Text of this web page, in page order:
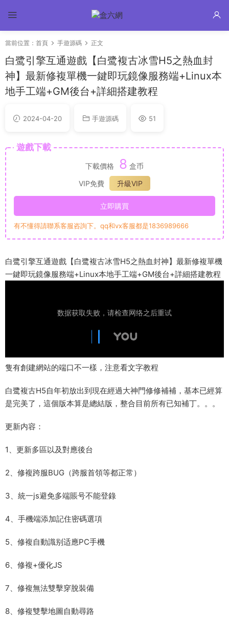
當前位置： 首頁 手遊源碼 正文
白鹭引擎互通遊戲【白鹭複古冰雪H5之熱血封
神】最新修複單機一鍵即玩鏡像服務端+Linux本
地手工端+GM後台+詳細搭建教程
2024-04-20 手遊源碼 51
遊戲下載
下載價格 8 盒币
VIP免費
升級VIP
立即購買
有不懂得請聯系客服咨詢下。qq和vx客服都是1836989666
白鹭引擎互通遊戲【白鹭複古冰雪H5之熱血封神】最新修複單機
一鍵即玩鏡像服務端+Linux本地手工端+GM後台+詳細搭建教程
隻有創建網站的端口不一樣，注意看文字教程
白鹭複古H5自年初放出到現在經過大神門修修補補，基本已經算
是完美了，這個版本算是總結版，整合目前所有已知補丁。。。
更新内容：
1、更新多區以及對應後台
2、修複跨服BUG（跨服首領等都正常）
3、統一js避免多端賬号不能登錄
4、手機端添加記住密碼選項
5、修複自動識别适應PC手機
6、修複+優化JS
7、修複無法雙擊穿脫裝備
8、修複雙擊地圖自動尋路